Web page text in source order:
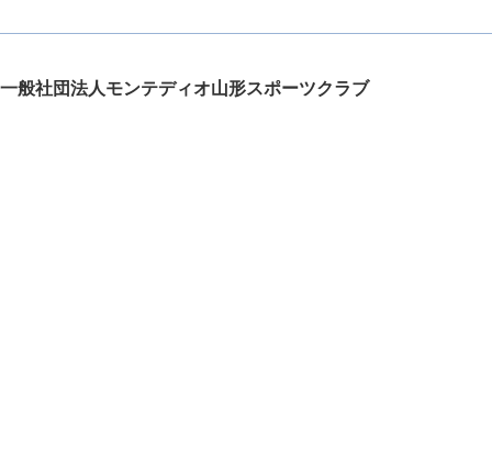
一般社団法人モンテディオ山形スポーツクラブ